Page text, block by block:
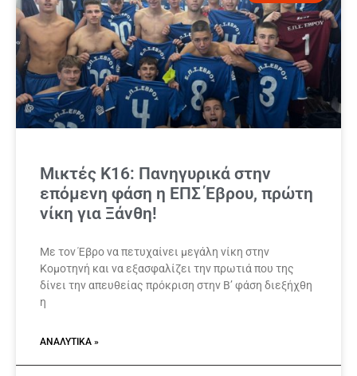
Μικτές Κ16: Πανηγυρικά στην
επόμενη φάση η ΕΠΣ Έβρου, πρώτη
νίκη για Ξάνθη!
Με τον Έβρο να πετυχαίνει μεγάλη νίκη στην
Κομοτηνή και να εξασφαλίζει την πρωτιά που της
δίνει την απευθείας πρόκριση στην Β’ φάση διεξήχθη
η
ΑΝΑΛΥΤΙΚΆ »